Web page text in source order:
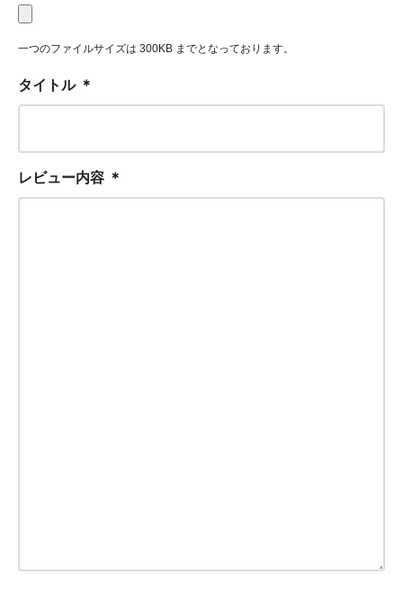
一つのファイルサイズは 300KB までとなっております。
タイトル ＊
レビュー内容 ＊